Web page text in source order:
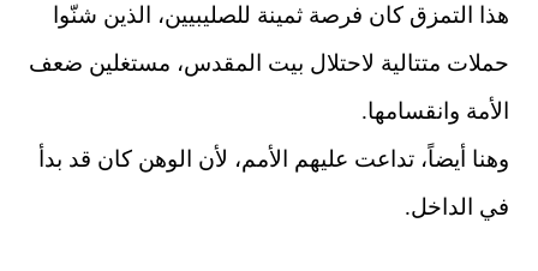
هذا التمزق كان فرصة ثمينة للصليبيين، الذين شنّوا
حملات متتالية لاحتلال بيت المقدس، مستغلين ضعف
الأمة وانقسامها.
وهنا أيضاً، تداعت عليهم الأمم، لأن الوهن كان قد بدأ
في الداخل.